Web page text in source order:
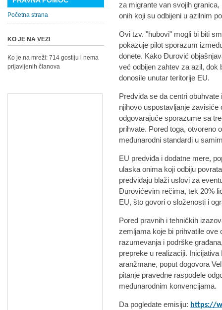
za migrante van svojih
onih koji su odbijeni u azilnim
Ovi tzv. "hubovi" mogli bi biti
pokazuje pilot sporazum
donete. Kako Đurović
već odbijen zahtev za azil, dok
donosile unutar teritorije EU.
Predviđa se da centri
njihovo uspostavljanje zavisiće
odgovarajuće sporazume sa
prihvate. Pored toga, otvoreno
međunarodni standardi u
EU predviđa i dodatne mere,
ulaska onima koji odbiju
predviđaju blaži uslovi za
Đurovićevim rečima, tek 20%
EU, što govori o složenosti i
Pored pravnih i tehničkih
zemljama koje bi prihvatile
razumevanja i podrške
prepreke u realizaciji.
aranžmane, poput dogovora
pitanje pravedne raspodele
međunarodnim konvencijama.
Da pogledate emisiju: https://
Početna strana
KO JE NA VEZI
Ko je na mreži: 714 gostiju i nema
prijavljenih članova